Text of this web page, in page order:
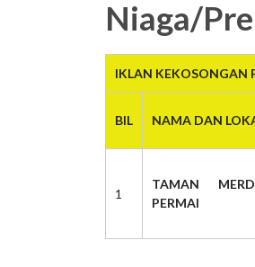
Niaga/
IKLAN KEKOSONGAN
BIL NAMA DAN
1
TAMAN
PERMAI